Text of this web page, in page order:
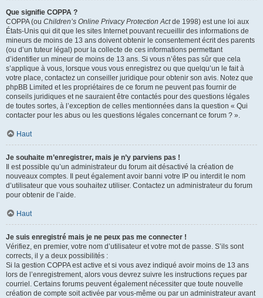
Que signifie COPPA ?
COPPA (ou Children’s Online Privacy Protection Actde 1998) est une loi aux
États-Unis qui dit que les sites Internet pouvant recueillir des informations de
mineurs de moins de 13 ans doivent obtenir le consentement écrit des parents
(ou d’un tuteur légal) pour la collecte de ces informations permettant
d’identifier un mineur de moins de 13 ans. Si vous n’êtes pas sûr que cela
s’applique à vous, lorsque vous vous enregistrez ou que quelqu’un le fait à
votre place, contactez un conseiller juridique pour obtenir son avis. Notez que
phpBB Limited et les propriétaires de ce forum ne peuvent pas fournir de
conseils juridiques et ne sauraient être contactés pour des questions légales
de toutes sortes, à l’exception de celles mentionnées dans la question « Qui
contacter pour les abus ou les questions légales concernant ce forum ? ».
Haut
Je souhaite m’enregistrer, mais je n’y parviens pas !
Il est possible qu’un administrateur du forum ait désactivé la création de
nouveaux comptes. Il peut également avoir banni votre IP ou interdit le nom
d’utilisateur que vous souhaitez utiliser. Contactez un administrateur du forum
pour obtenir de l’aide.
Haut
Je suis enregistré mais je ne peux pas me connecter !
Vérifiez, en premier, votre nom d’utilisateur et votre mot de passe. S’ils sont
corrects, il y a deux possibilités :
Si la gestion COPPA est active et si vous avez indiqué avoir moins de 13 ans
lors de l’enregistrement, alors vous devrez suivre les instructions reçues par
courriel. Certains forums peuvent également nécessiter que toute nouvelle
création de compte soit activée par vous-même ou par un administrateur avant